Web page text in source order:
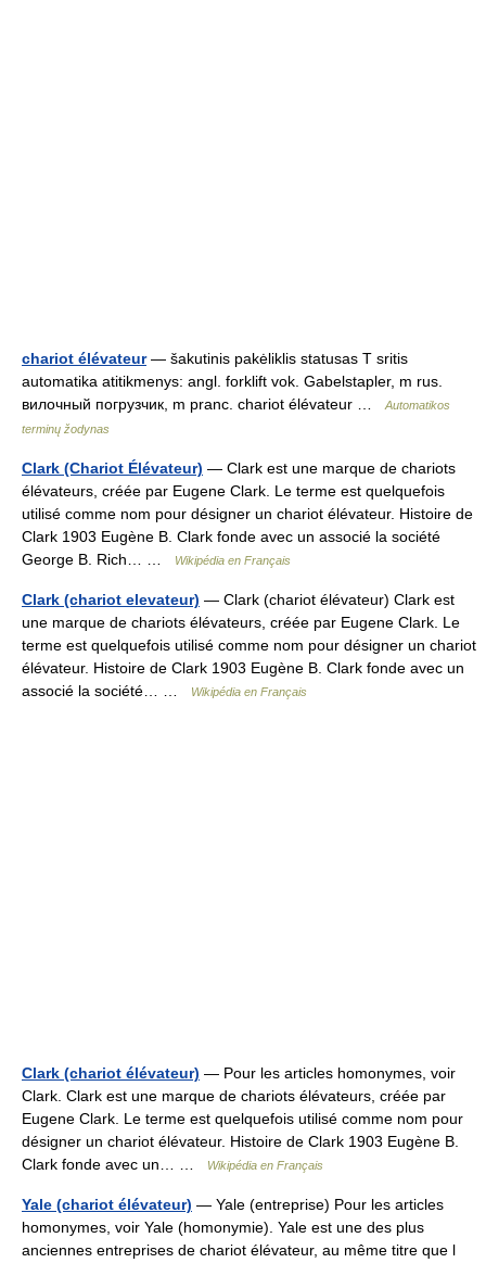
chariot élévateur— šakutinis pakėliklis statusas T sritis
automatika atitikmenys: angl. forklift vok. Gabelstapler, m rus.
вилочный погрузчик, m pranc. chariot élévateur …
Automatikos
terminų žodynas
Clark (Chariot Élévateur) — Clark est une marque de chariots
élévateurs, créée par Eugene Clark. Le terme est quelquefois
utilisé comme nom pour désigner un chariot élévateur. Histoire de
Clark 1903 Eugène B. Clark fonde avec un associé la société
George B. Rich… …
Wikipédia en Français
Clark (chariot elevateur) — Clark (chariot élévateur) Clark est
une marque de chariots élévateurs, créée par Eugene Clark. Le
terme est quelquefois utilisé comme nom pour désigner un chariot
élévateur. Histoire de Clark 1903 Eugène B. Clark fonde avec un
associé la société… …
Wikipédia en Français
Clark (chariot élévateur) — Pour les articles homonymes, voir
Clark. Clark est une marque de chariots élévateurs, créée par
Eugene Clark. Le terme est quelquefois utilisé comme nom pour
désigner un chariot élévateur. Histoire de Clark 1903 Eugène B.
Clark fonde avec un… …
Wikipédia en Français
Yale (chariot élévateur) — Yale (entreprise) Pour les articles
homonymes, voir Yale (homonymie). Yale est une des plus
anciennes entreprises de chariot élévateur, au même titre que l